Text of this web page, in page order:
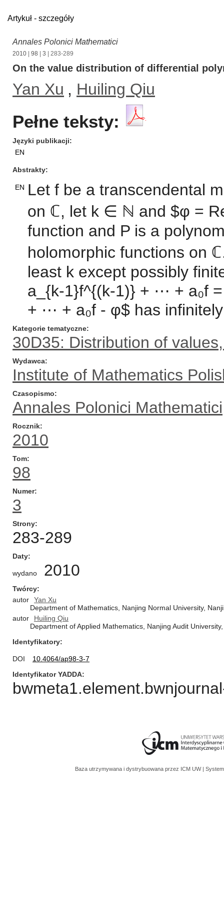
Artykuł - szczegóły
Annales Polonici Mathematici
2010 98 3 | 283-289
On the value distribution of differential
Yan Xu , Huiling Qiu
Pełne teksty:
Języki publikacji
EN
Abstrakty
EN Let f be a transcendental
on ℂ, let k ∈ ℕ and $φ =
function and P is a
holomorphic functions on
least k except possibly
a_{k-1}f^{(k-1)} + ⋯ + a₀f
+ ⋯ + a₀f - φ$ has
Kategorie tematyczne
30D35: Distribution of
Wydawca
Institute of Mathematics
Czasopismo
Annales Polonici Mathematici
Rocznik
2010
Tom
98
Numer
3
Strony
283-289
Daty
wydano 2010
Twórcy
autor
Yan Xu
Department of Mathematics, Nanjing Normal University,
autor
Huiling Qiu
Department of Applied Mathematics, Nanjing Audit
Identyfikatory
DOI
10.4064/ap98-3-7
Identyfikator YADDA
Baza utrzymywana i dystrybuowana przez ICM UW |